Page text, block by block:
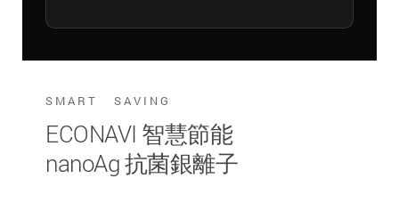
SMART SAVING
ECONAVI 智慧節能
nanoAg 抗菌銀離子